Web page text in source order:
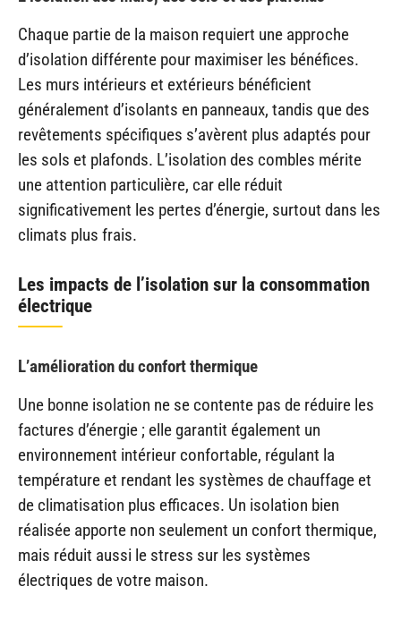
Chaque partie de la maison requiert une approche
d’isolation différente pour maximiser les bénéfices.
Les murs intérieurs et extérieurs bénéficient
généralement d’isolants en panneaux, tandis que des
revêtements spécifiques s’avèrent plus adaptés pour
les sols et plafonds. L’isolation des combles mérite
une attention particulière, car elle réduit
significativement les pertes d’énergie, surtout dans les
climats plus frais.
Les impacts de l’isolation sur la consommation
électrique
L’amélioration du confort thermique
Une bonne isolation ne se contente pas de réduire les
factures d’énergie ; elle garantit également un
environnement intérieur confortable, régulant la
température et rendant les systèmes de chauffage et
de climatisation plus efficaces. Un isolation bien
réalisée apporte non seulement un confort thermique,
mais réduit aussi le stress sur les systèmes
électriques de votre maison.